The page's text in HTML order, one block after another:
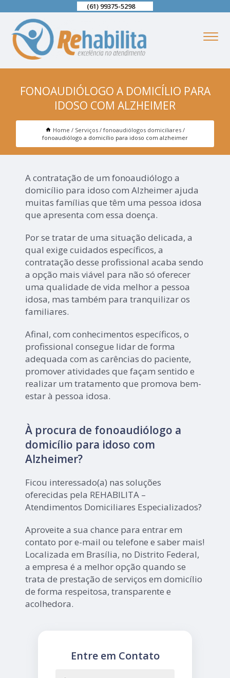
(61) 99375-5298
FONOAUDIÓLOGO A DOMICÍLIO PARA
IDOSO COM ALZHEIMER
Home Serviços
fonoaudiólogos domiciliares
fonoaudiólogo a domicílio para idoso com alzheimer
A contratação de um fonoaudiólogo a
domicílio para idoso com Alzheimer ajuda
muitas famílias que têm uma pessoa idosa
que apresenta com essa doença.
Por se tratar de uma situação delicada, a
qual exige cuidados específicos, a
contratação desse profissional acaba sendo
a opção mais viável para não só oferecer
uma qualidade de vida melhor a pessoa
idosa, mas também para tranquilizar os
familiares.
Afinal, com conhecimentos específicos, o
profissional consegue lidar de forma
adequada com as carências do paciente,
promover atividades que façam sentido e
realizar um tratamento que promova bem-
estar à pessoa idosa.
À procura de fonoaudiólogo a
domicílio para idoso com
Alzheimer?
Ficou interessado(a) nas soluções
oferecidas pela REHABILITA –
Atendimentos Domiciliares Especializados?
Aproveite a sua chance para entrar em
contato por e-mail ou telefone e saber mais!
Localizada em Brasília, no Distrito Federal,
a empresa é a melhor opção quando se
trata de prestação de serviços em domicílio
de forma respeitosa, transparente e
acolhedora.
Entre em Contato